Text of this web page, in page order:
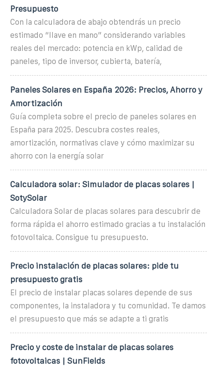
Presupuesto
Con la calculadora de abajo obtendrás un precio
estimado “llave en mano” considerando variables
reales del mercado: potencia en kWp, calidad de
paneles, tipo de inversor, cubierta, batería,
Paneles Solares en España 2026: Precios, Ahorro y
Amortización
Guía completa sobre el precio de paneles solares en
España para 2025. Descubra costes reales,
amortización, normativas clave y cómo maximizar su
ahorro con la energía solar
Calculadora solar: Simulador de placas solares |
SotySolar
Calculadora Solar de placas solares para descubrir de
forma rápida el ahorro estimado gracias a tu instalación
fotovoltaica. Consigue tu presupuesto.
Precio instalación de placas solares: pide tu
presupuesto gratis
El precio de instalar placas solares depende de sus
componentes, la instaladora y tu comunidad. Te damos
el presupuesto que más se adapte a ti gratis
Precio y coste de instalar de placas solares
fotovoltaicas | SunFields